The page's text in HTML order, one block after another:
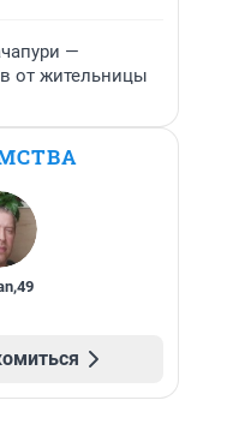
—
от жительницы
,49